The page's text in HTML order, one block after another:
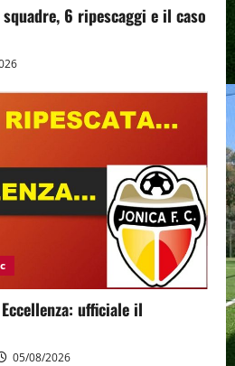
6 ripescaggi e il caso
ufficiale il
05/08/2026